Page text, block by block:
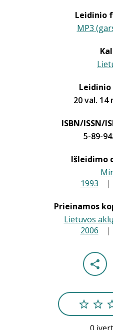
Leidinio
MP3
20 val. 14
ISBN/ISSN/
5-89-
Išleidimo
1993 |
Prieinamos
Lietuvos
2006 |